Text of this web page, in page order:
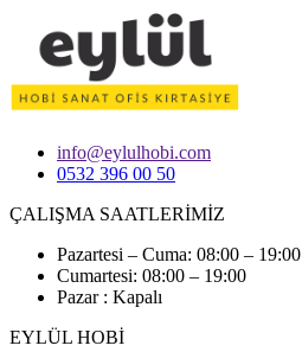
info@eylulhobi.com
0532 396 00 50
ÇALIŞMA SAATLERİMİZ
Pazartesi – Cuma: 08:00 – 19:00
Cumartesi: 08:00 – 19:00
Pazar : Kapalı
EYLÜL HOBİ